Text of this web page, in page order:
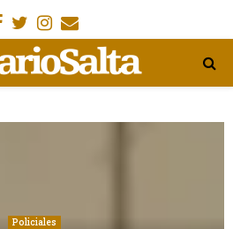
Facebook
Gorjeo
Instagram
Email
Policiales